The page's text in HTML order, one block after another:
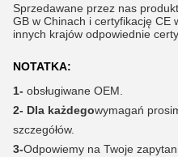
Sprzedawane przez nas
GB w Chinach i certyfikację CE
innych krajów odpowiednie
NOTATKA:
1- obsługiwane OEM.
2- Dla każdegowymagań
szczegółów.
3-Odpowiemy na Twoje